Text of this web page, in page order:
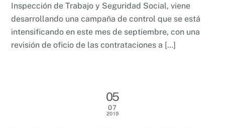
Inspección de Trabajo y Seguridad Social, viene
desarrollando una campaña de control que se está
intensificando en este mes de septiembre, con una
revisión de oficio de las contrataciones a […]
05
07
2019